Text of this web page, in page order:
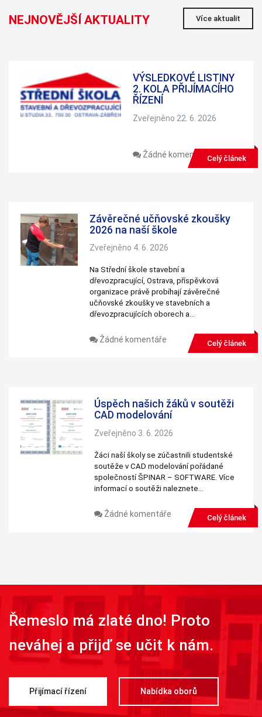
NEJNOVĚJŠÍ AKTUALITY Více aktualit
VÝSLEDKOVÉ LISTINY
2. KOLA PŘIJÍMACÍHO
ŘÍZENÍ
Zveřejněno 22. 6. 2026
Žádné komentářeCelý článek
Závěrečné učňovské zkoušky
2026 na naší škole
Zveřejněno 4. 6. 2026
Na Střední škole stavební a
dřevozpracující, Ostrava, příspěvková
organizace právě probíhají závěrečné
učňovské zkoušky ve stavebních a
dřevozpracujících oborech a…
Žádné komentáře Celý článek
Úspěch našich žáků v soutěži
CAD modelování
Zveřejněno 3. 6. 2026
Žáci naší školy se zúčastnili studentské
soutěže v CAD modelování pořádané
společností ŠPINAR – SOFTWARE. Více
informací o soutěži naleznete…
Žádné komentáře Celý článek
Řemeslo má zlaté dno! Proto
neváhej a přijď se učit k nám.
Přijímací řízení Nabídka oborů